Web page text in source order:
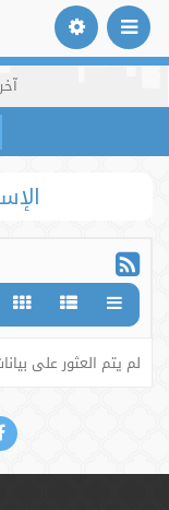
آخر
لم يتم العثور على